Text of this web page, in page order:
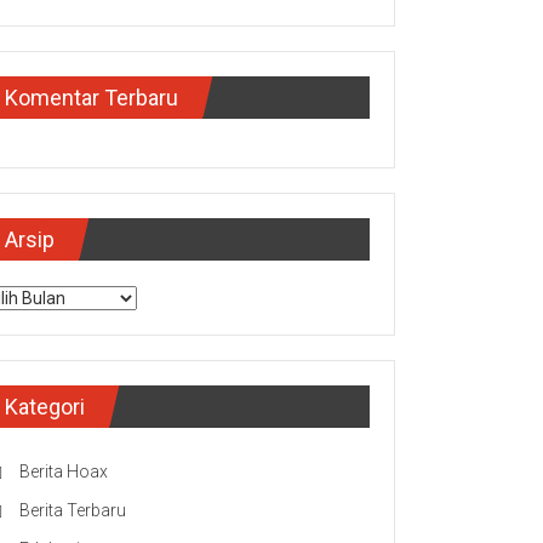
Komentar Terbaru
Arsip
Kategori
Berita Hoax
Berita Terbaru